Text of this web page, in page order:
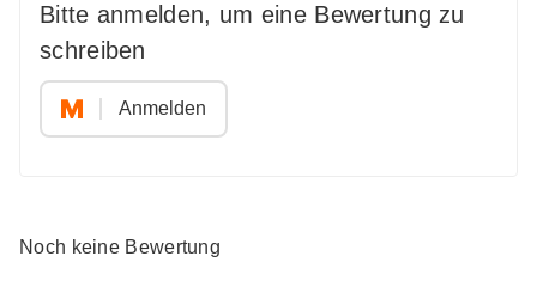
Bitte anmelden, um eine Bewertung zu
schreiben
Anmelden
Noch keine Bewertung